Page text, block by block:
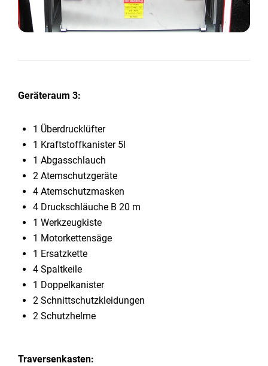
Geräteraum 3:
1 Überdrucklüfter
1 Kraftstoffkanister 5l
1 Abgasschlauch
2 Atemschutzgeräte
4 Atemschutzmasken
4 Druckschläuche B 20 m
1 Werkzeugkiste
1 Motorkettensäge
1 Ersatzkette
4 Spaltkeile
1 Doppelkanister
2 Schnittschutzkleidungen
2 Schutzhelme
Traversenkasten: